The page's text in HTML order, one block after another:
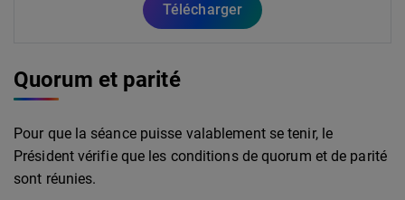
Télécharger
Quorum et parité
Pour que la séance puisse valablement se tenir, le
Président vérifie que les conditions de quorum et de parité
sont réunies.